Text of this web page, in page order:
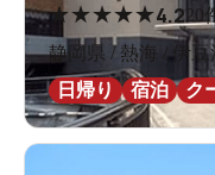
★★★★★4.2 20
静岡県 / 熱海 / 伊
日帰り
宿泊 ク